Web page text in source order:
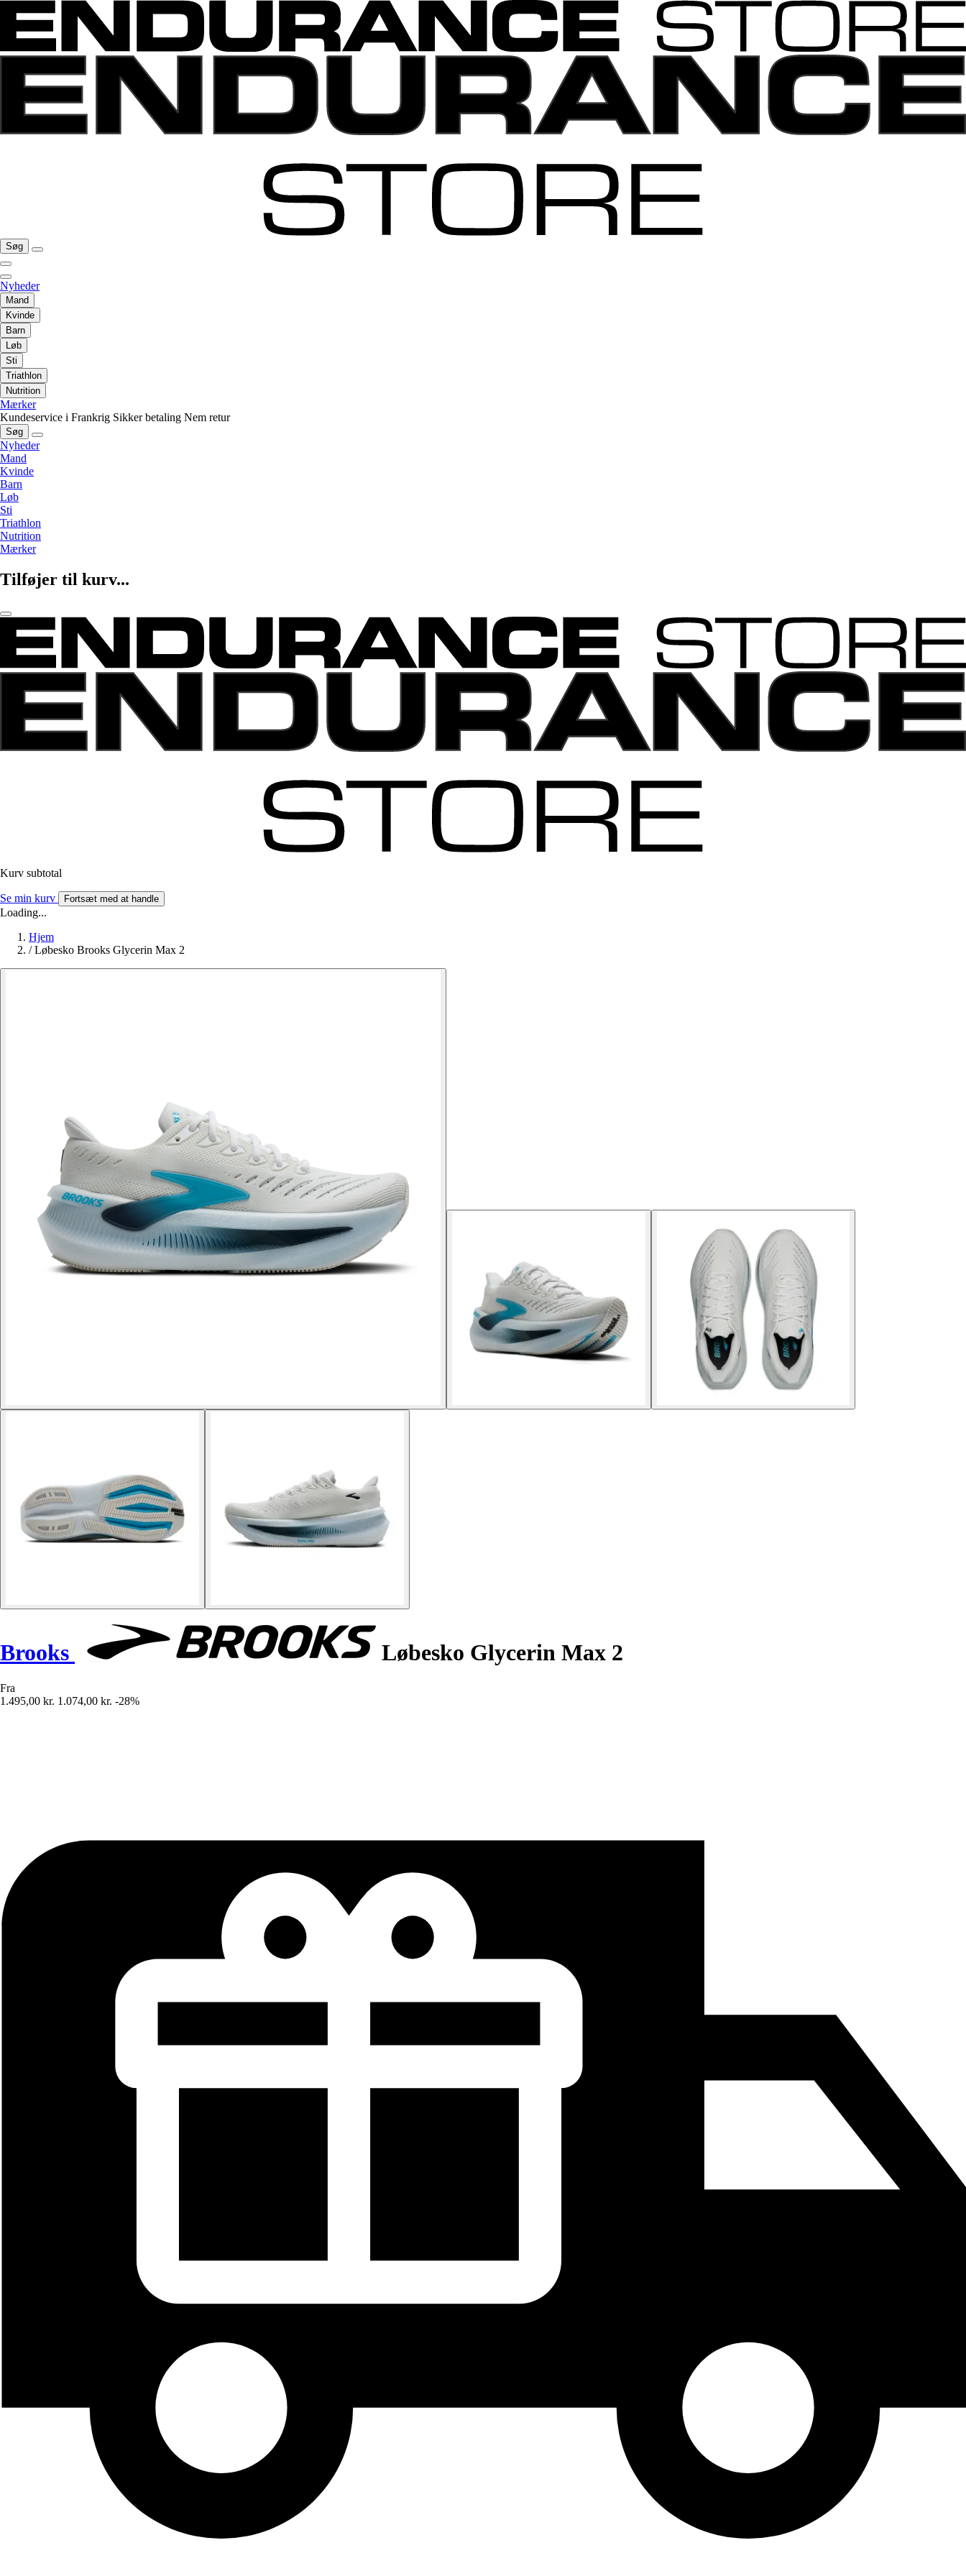
Søg
Nyheder
Mand
Kvinde
Barn
Løb
Sti
Triathlon
Nutrition
Mærker
Kundeservice i Frankrig Sikker betaling Nem retur
Søg
Nyheder
Mand
Kvinde
Barn
Løb
Sti
Triathlon
Nutrition
Mærker
Tilføjer til kurv...
Kurv subtotal
Se min kurv Fortsæt med at handle
Loading...
Hjem
/ Løbesko Brooks Glycerin Max 2
Brooks Løbesko Glycerin Max 2
Fra
1.495,00 kr. 1.074,00 kr. -28%